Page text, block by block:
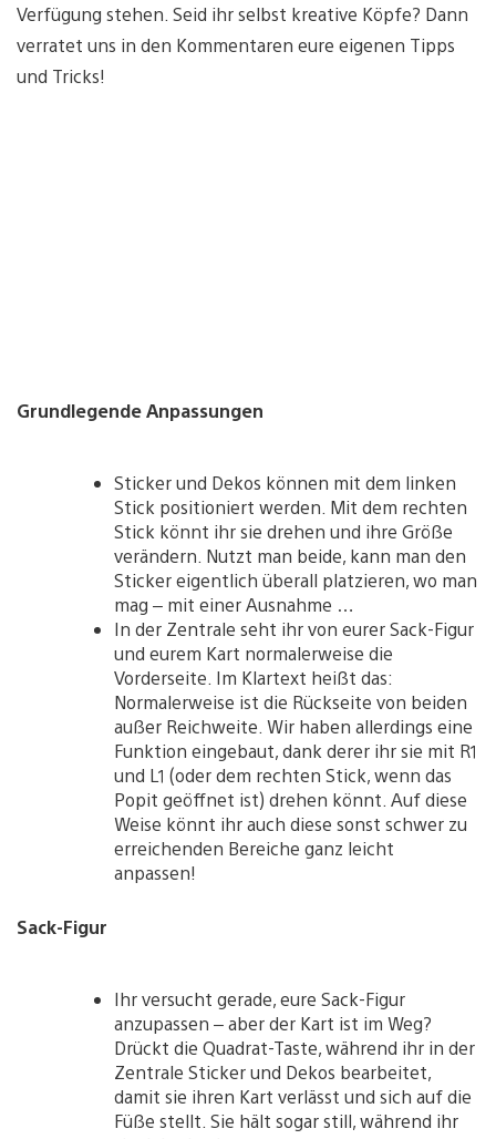
Verfügung stehen. Seid ihr selbst kreative Köpfe? Dann
verratet uns in den Kommentaren eure eigenen Tipps
und Tricks!
Grundlegende Anpassungen
Sticker und Dekos können mit dem linken
Stick positioniert werden. Mit dem rechten
Stick könnt ihr sie drehen und ihre Größe
verändern. Nutzt man beide, kann man den
Sticker eigentlich überall platzieren, wo man
mag – mit einer Ausnahme …
In der Zentrale seht ihr von eurer Sack-Figur
und eurem Kart normalerweise die
Vorderseite. Im Klartext heißt das:
Normalerweise ist die Rückseite von beiden
außer Reichweite. Wir haben allerdings eine
Funktion eingebaut, dank derer ihr sie mit R1
und L1 (oder dem rechten Stick, wenn das
Popit geöffnet ist) drehen könnt. Auf diese
Weise könnt ihr auch diese sonst schwer zu
erreichenden Bereiche ganz leicht
anpassen!
Sack-Figur
Ihr versucht gerade, eure Sack-Figur
anzupassen – aber der Kart ist im Weg?
Drückt die Quadrat-Taste, während ihr in der
Zentrale Sticker und Dekos bearbeitet,
damit sie ihren Kart verlässt und sich auf die
Füße stellt. Sie hält sogar still, während ihr